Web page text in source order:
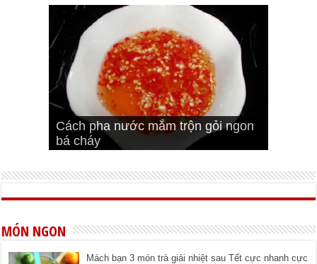
Cách pha nước mắm trộn gỏi ngon
bá cháy
Bí quyết để chiên đậu hũ giòn ngon
Cách ướp sườn non nướng ngon
đúng vị
Cách ướp thịt heo chiên ngon mềm
Bật mí cách ướp sườn cơm tấm
ngon
MÓN NGON
Mách bạn 3 món trà giải nhiệt sau Tết cực nhanh cực